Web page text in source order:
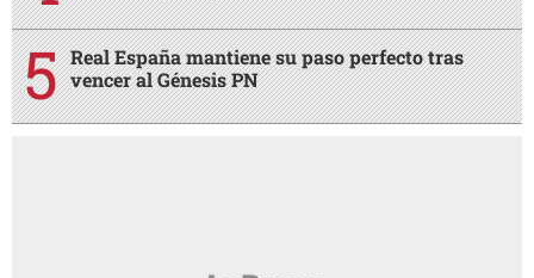
Real España mantiene su paso perfecto tras
vencer al Génesis PN